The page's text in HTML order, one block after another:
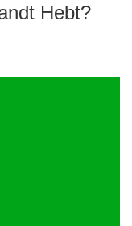
Hebt?